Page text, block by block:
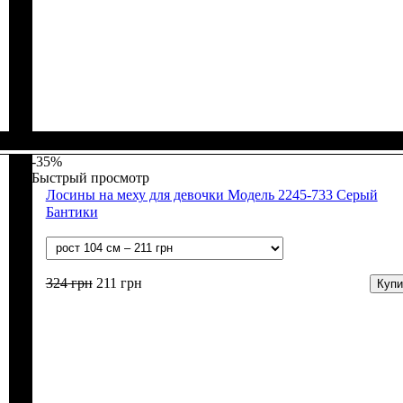
-35%
Быстрый просмотр
Лосины на меху для девочки Модель 2245-733 Серый
Бантики
324грн 211 грн